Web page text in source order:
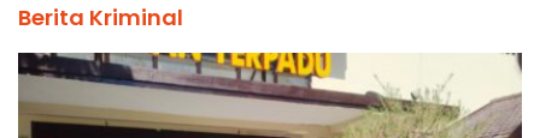
Berita Kriminal